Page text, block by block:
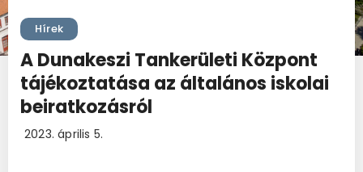
Hírek
A Dunakeszi Tankerületi Központ
tájékoztatása az általános iskolai
beiratkozásról
2023. április 5.